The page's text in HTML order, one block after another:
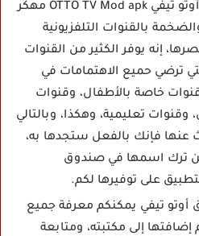
يعد تطبيق أوتو تيفي OTTO TV Mod apk مهكر
بالقنوات التلفزيونية
إنه يوفر الكثير من القنوات
ترضي حميع الاهتمامات في
خاصة بالأطفال، وقنوات
وقنوات تعليمية، وهكذا، وبالتالي
عنها فإنك بالفعل ستجدها به،
ترك اسمها في صندوق
على توفيرها لكم.
أوتو تيفي يمكنكم معرفة جميع
إضافتها إلى مكتبته، ومتابعة